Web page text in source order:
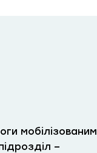
мобілізованим
–